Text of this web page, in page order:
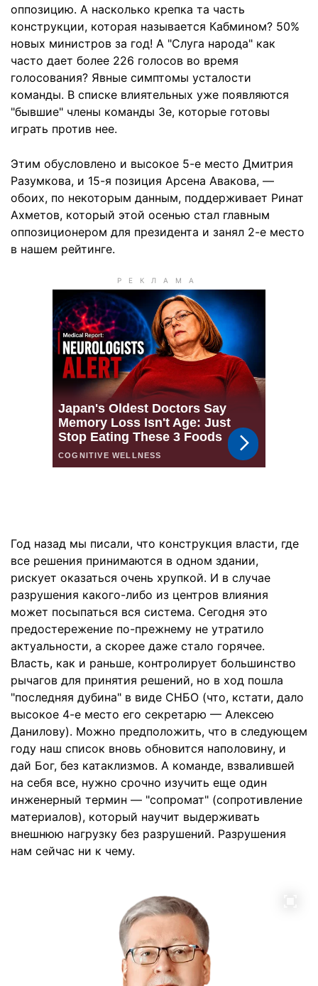
оппозицию. А насколько крепка та часть
конструкции, которая называется Кабмином? 50%
новых министров за год! А "Слуга народа" как
часто дает более 226 голосов во время
голосования? Явные симптомы усталости
команды. В списке влиятельных уже появляются
"бывшие" члены команды Зе, которые готовы
играть против нее.
Этим обусловлено и высокое 5-е место Дмитрия
Разумкова, и 15-я позиция Арсена Авакова, —
обоих, по некоторым данным, поддерживает Ринат
Ахметов, который этой осенью стал главным
оппозиционером для президента и занял 2-е место
в нашем рейтинге.
Год назад мы писали, что конструкция власти, где
все решения принимаются в одном здании,
рискует оказаться очень хрупкой. И в случае
разрушения какого-либо из центров влияния
может посыпаться вся система. Сегодня это
предостережение по-прежнему не утратило
актуальности, а скорее даже стало горячее.
Власть, как и раньше, контролирует большинство
рычагов для принятия решений, но в ход пошла
"последняя дубина" в виде СНБО (что, кстати, дало
высокое 4-е место его секретарю — Алексею
Данилову). Можно предположить, что в следующем
году наш список вновь обновится наполовину, и
дай Бог, без катаклизмов. А команде, взвалившей
на себя все, нужно срочно изучить еще один
инженерный термин — "сопромат" (сопротивление
материалов), который научит выдерживать
внешнюю нагрузку без разрушений. Разрушения
нам сейчас ни к чему.